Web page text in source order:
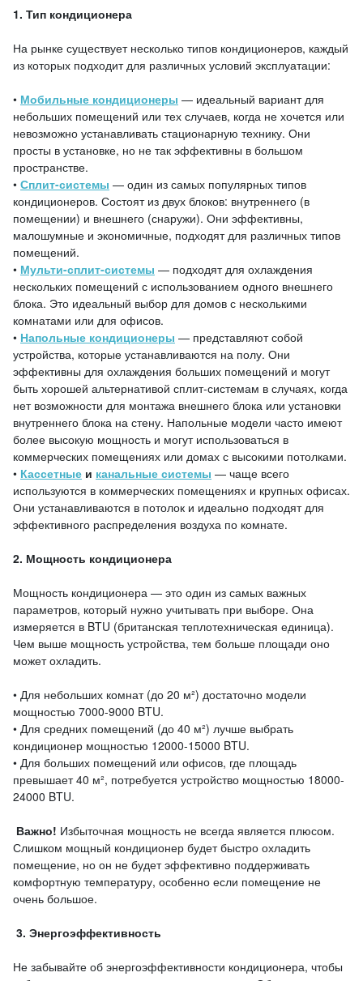
1. Тип кондиционера
На рынке существует несколько типов кондиционеров, каждый
из которых подходит для различных условий эксплуатации:
• Мобильные кондиционеры — идеальный вариант для
небольших помещений или тех случаев, когда не хочется или
невозможно устанавливать стационарную технику. Они
просты в установке, но не так эффективны в большом
пространстве.
• Сплит-системы — один из самых популярных типов
кондиционеров. Состоят из двух блоков: внутреннего (в
помещении) и внешнего (снаружи). Они эффективны,
малошумные и экономичные, подходят для различных типов
помещений.
• Мульти-сплит-системы — подходят для охлаждения
нескольких помещений с использованием одного внешнего
блока. Это идеальный выбор для домов с несколькими
комнатами или для офисов.
• Напольные кондиционеры — представляют собой
устройства, которые устанавливаются на полу. Они
эффективны для охлаждения больших помещений и могут
быть хорошей альтернативой сплит-системам в случаях, когда
нет возможности для монтажа внешнего блока или установки
внутреннего блока на стену. Напольные модели часто имеют
более высокую мощность и могут использоваться в
коммерческих помещениях или домах с высокими потолками.
• Кассетные и канальные системы — чаще всего
используются в коммерческих помещениях и крупных офисах.
Они устанавливаются в потолок и идеально подходят для
эффективного распределения воздуха по комнате.
2. Мощность кондиционера
Мощность кондиционера — это один из самых важных
параметров, который нужно учитывать при выборе. Она
измеряется в BTU (британская теплотехническая единица).
Чем выше мощность устройства, тем больше площади оно
может охладить.
• Для небольших комнат (до 20 м²) достаточно модели
мощностью 7000-9000 BTU.
• Для средних помещений (до 40 м²) лучше выбрать
кондиционер мощностью 12000-15000 BTU.
• Для больших помещений или офисов, где площадь
превышает 40 м², потребуется устройство мощностью 18000-
24000 BTU.
Важно! Избыточная мощность не всегда является плюсом.
Слишком мощный кондиционер будет быстро охладить
помещение, но он не будет эффективно поддерживать
комфортную температуру, особенно если помещение не
очень большое.
3. Энергоэффективность
Не забывайте об энергоэффективности кондиционера, чтобы